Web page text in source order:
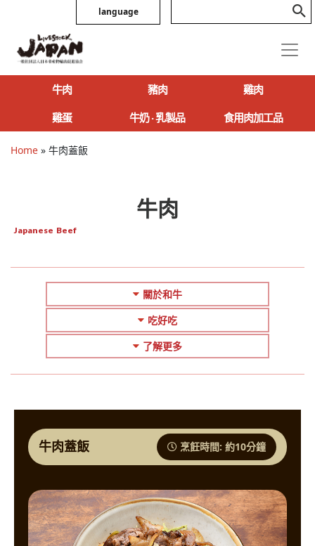
language
牛肉 豬肉
雞肉
雞蛋
牛奶 ‧ 乳製品 食用肉加工品
Home » 牛肉蓋飯
牛肉
Japanese Beef
關於和牛
吃好吃
了解更多
牛肉蓋飯 烹飪時間: 約10分鐘